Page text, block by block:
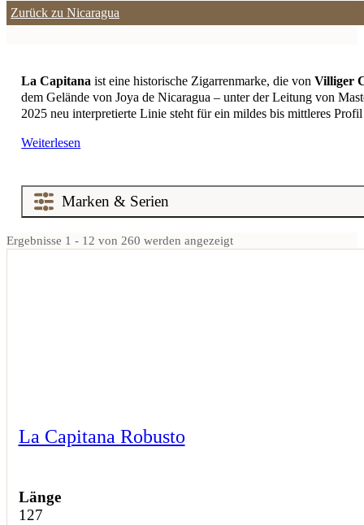
Zurück zu Nicaragua
La Capitana ist eine historische Zigarrenmarke, die vonVilliger
dem Gelände von Joya de Nicaragua – unter der Leitung von
2025 neu interpretierte Linie steht für ein mildes bis mittleres
Weiterlesen
Ergebnisse 1 - 12 von 260 werden angezeigt
La Capitana Robusto
Länge
127